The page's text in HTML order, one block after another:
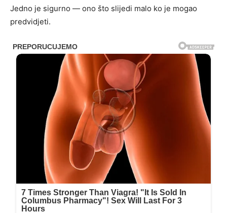
Jedno je sigurno — ono što slijedi malo ko je mogao
predvidjeti.